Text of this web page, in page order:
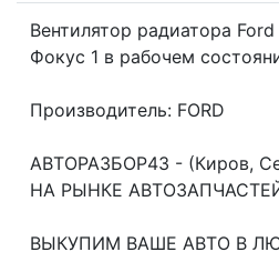
Вентилятор радиатора
Фокус 1 в рабочем
Производитель: FORD
АВТОРАЗБОР43 - (Киров,
НА РЫНКЕ
ВЫКУПИМ ВАШЕ АВТО В